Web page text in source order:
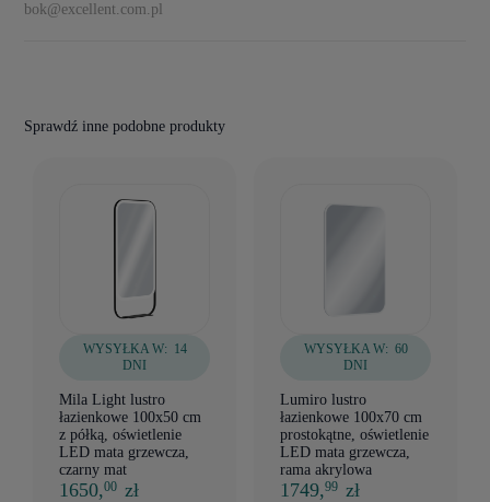
bok@excellent.com.pl
Sprawdź inne podobne produkty
WYSYŁKA W: 14
DNI
Mila Light lustro
łazienkowe 100x50 cm
z półką, oświetlenie
LED mata grzewcza,
czarny mat
1650,00 zł
WYSYŁKA W: 60
DNI
Lumiro lustro
łazienkowe 100x70 cm
prostokątne, oświetlenie
LED mata grzewcza,
rama akrylowa
1749,99 zł